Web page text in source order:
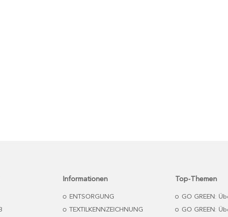
Informationen
ENTSORGUNG
TEXTILKENNZEICHNUNG
Top-Themen
GO GREEN:
GO GREEN: